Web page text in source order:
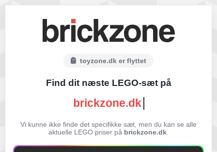
toyzone.dk er flyttet
Find dit næste LEGO-sæt på
brickzone.dk
Vi kunne ikke finde det specifikke sæt, men du kan se alle
aktuelle LEGO priser på brickzone.dk